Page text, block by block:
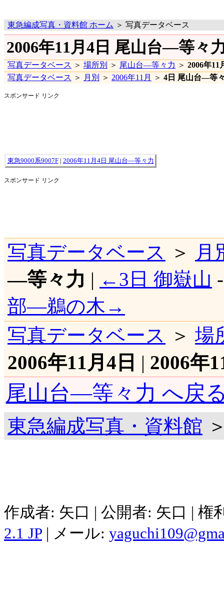
東急編成写真・資料館 ホーム ＞ 写真データベース
2006年11月4日 尾山台―等々
写真データベース ＞ 場所別 ＞ 尾山台―等々力 ＞ 2006年11
写真データベース ＞ 月別 ＞ 2006年11月 ＞ 4日 尾山台―等
スポンサード リンク
東急9000系9007F| 2006年11月4日 尾山台―等々力
スポンサード リンク
写真データベース ＞
月
―等々力 | ←3日 御嶽山
部―鵜の木→
写真データベース
＞ 場
2006年11月4日 | 2006年
尾山台―等々力 へ戻
東急編成写真・資料館
作成者: 矢口 | 公開者: 矢口 |
2.1 JP | メール: